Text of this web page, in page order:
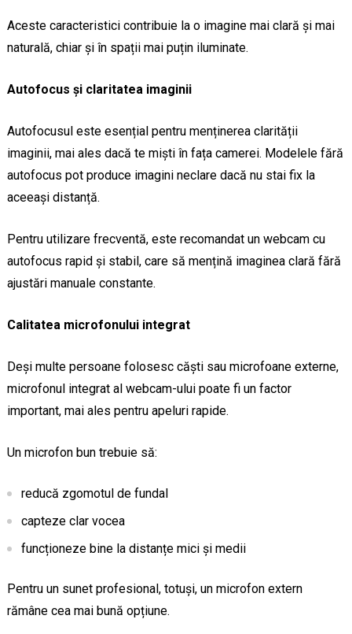
Aceste caracteristici contribuie la o imagine mai clară și mai
naturală, chiar și în spații mai puțin iluminate.
Autofocus și claritatea imaginii
Autofocusul este esențial pentru menținerea clarității
imaginii, mai ales dacă te miști în fața camerei. Modelele fără
autofocus pot produce imagini neclare dacă nu stai fix la
aceeași distanță.
Pentru utilizare frecventă, este recomandat un webcam cu
autofocus rapid și stabil, care să mențină imaginea clară fără
ajustări manuale constante.
Calitatea microfonului integrat
Deși multe persoane folosesc căști sau microfoane externe,
microfonul integrat al webcam-ului poate fi un factor
important, mai ales pentru apeluri rapide.
Un microfon bun trebuie să:
reducă zgomotul de fundal
capteze clar vocea
funcționeze bine la distanțe mici și medii
Pentru un sunet profesional, totuși, un microfon extern
rămâne cea mai bună opțiune.